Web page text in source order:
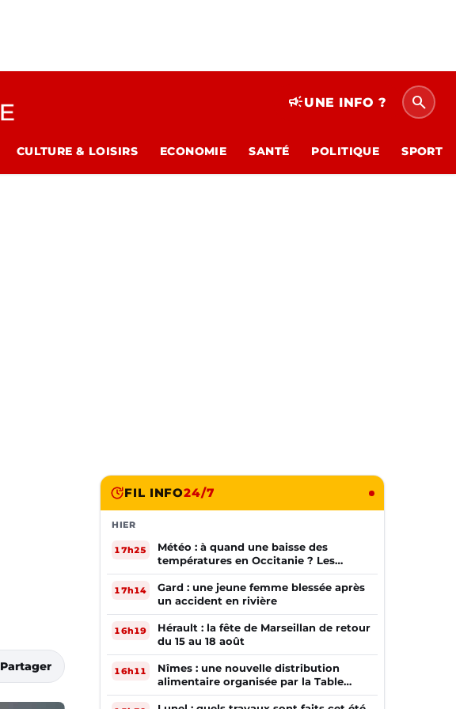
campaignUNE INFO ? search
CULTURE & LOISIRS ECONOMIE SANTÉ POLITIQUE SPORT
Partager
FIL INFO24/7
HIER
17h25
Météo : à quand une baisse des
températures en Occitanie ? Les
prévisions
17h14
Gard : une jeune femme blessée après
un accident en rivière
16h19
Hérault : la fête de Marseillan de retour
du 15 au 18 août
16h11
Nîmes : une nouvelle distribution
alimentaire organisée par la Table
Ouverte